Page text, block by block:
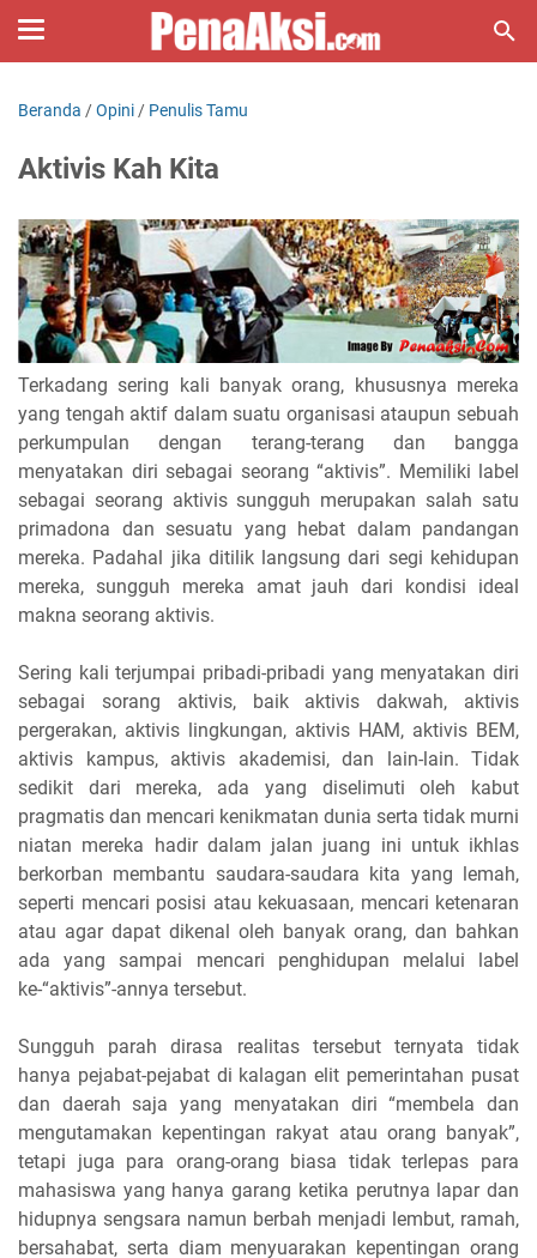
Beranda /Opini / Penulis Tamu
Aktivis Kah Kita
Terkadang sering kali banyak orang, khususnya mereka
yang tengah aktif dalam suatu organisasi ataupun sebuah
perkumpulan dengan terang-terang dan bangga
menyatakan diri sebagai seorang “aktivis”. Memiliki label
sebagai seorang aktivis sungguh merupakan salah satu
primadona dan sesuatu yang hebat dalam pandangan
mereka. Padahal jika ditilik langsung dari segi kehidupan
mereka, sungguh mereka amat jauh dari kondisi ideal
makna seorang aktivis.
Sering kali terjumpai pribadi-pribadi yang menyatakan diri
sebagai sorang aktivis, baik aktivis dakwah, aktivis
pergerakan, aktivis lingkungan, aktivis HAM, aktivis BEM,
aktivis kampus, aktivis akademisi, dan lain-lain. Tidak
sedikit dari mereka, ada yang diselimuti oleh kabut
pragmatis dan mencari kenikmatan dunia serta tidak murni
niatan mereka hadir dalam jalan juang ini untuk ikhlas
berkorban membantu saudara-saudara kita yang lemah,
seperti mencari posisi atau kekuasaan, mencari ketenaran
atau agar dapat dikenal oleh banyak orang, dan bahkan
ada yang sampai mencari penghidupan melalui label
ke-“aktivis”-annya tersebut.
Sungguh parah dirasa realitas tersebut ternyata tidak
hanya pejabat-pejabat di kalagan elit pemerintahan pusat
dan daerah saja yang menyatakan diri “membela dan
mengutamakan kepentingan rakyat atau orang banyak”,
tetapi juga para orang-orang biasa tidak terlepas para
mahasiswa yang hanya garang ketika perutnya lapar dan
hidupnya sengsara namun berbah menjadi lembut, ramah,
bersahabat, serta diam menyuarakan kepentingan orang